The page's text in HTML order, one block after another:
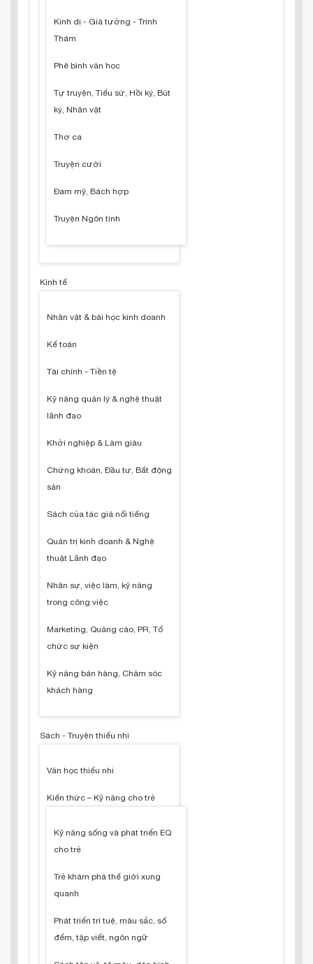
Kinh dị - Giả tưởng - Trinh
Thám
Phê bình văn học
Tự truyện, Tiểu sử, Hồi ký, Bút
ký, Nhân vật
Thơ ca
Truyện cười
Đam mỹ, Bách hợp
Truyện Ngôn tình
Kinh tế
Nhân vật & bài học kinh doanh
Kế toán
Tài chính - Tiền tệ
Kỹ năng quản lý & nghệ thuật
lãnh đạo
Khởi nghiệp & Làm giàu
Chứng khoán, Đầu tư, Bất động
sản
Sách của tác giả nổi tiếng
Quản trị kinh doanh & Nghệ
thuật Lãnh đạo
Nhân sự, việc làm, kỹ năng
trong công việc
Marketing, Quảng cáo, PR, Tổ
chức sự kiện
Kỹ năng bán hàng, Chăm sóc
khách hàng
Sách - Truyện thiếu nhi
Văn học thiếu nhi
Kiến thức – Kỹ năng cho trẻ
Kỹ năng sống và phát triển EQ
cho trẻ
Trẻ khám phá thế giới xung
quanh
Phát triển trí tuệ, màu sắc, số
đếm, tập viết, ngôn ngữ